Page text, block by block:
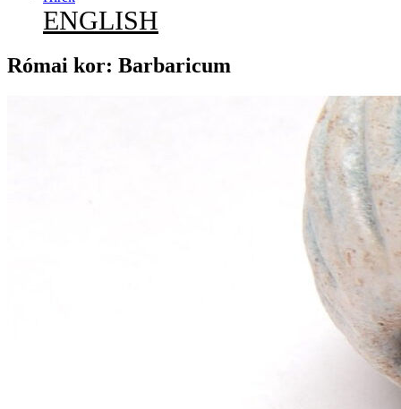
ENGLISH
Római kor: Barbaricum